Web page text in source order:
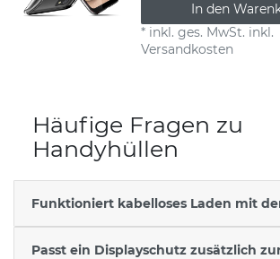
In den
* inkl. ges. MwSt. inkl.
Versandkosten
Häufige Fragen zu
Handyhüllen
Funktioniert kabelloses Laden mit
Passt ein Displayschutz zusätzlich